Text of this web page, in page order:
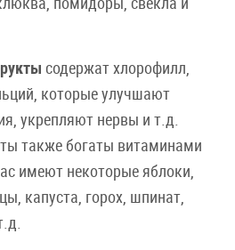
содержат хлорофилл,
которые улучшают
укрепляют нервы и т.д.
также богаты витаминами
имеют некоторые яблоки,
капуста, горох, шпинат,